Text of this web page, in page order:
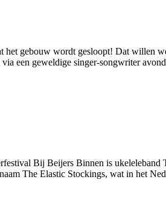
het gebouw wordt gesloopt! Dat
een geweldige singer-songwriter
Bij Beijers Binnen is
The Elastic Stockings, wat in het